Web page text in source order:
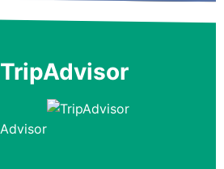
TripAdvisor